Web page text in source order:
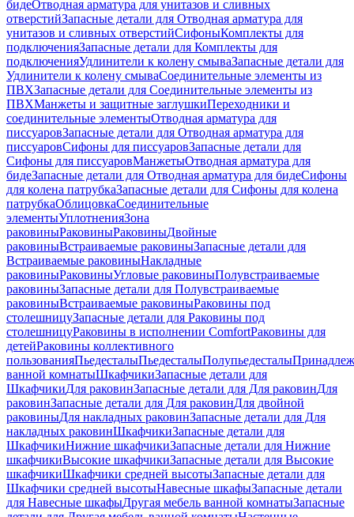
бидеОтводная арматура для унитазов и сливных
отверстийЗапасные детали для Отводная арматура для
унитазов и сливных отверстийСифоныКомплекты для
подключенияЗапасные детали для Комплекты для
подключенияУдлинители к колену смываЗапасные детали для
Удлинители к колену смываСоединительные элементы из
ПВХЗапасные детали для Соединительные элементы из
ПВХМанжеты и защитные заглушкиПереходники и
соединительные элементыОтводная арматура для
писсуаровЗапасные детали для Отводная арматура для
писсуаровCифоны для писсуаровЗапасные детали для
Cифоны для писсуаровМанжетыОтводная арматура для
бидеЗапасные детали для Отводная арматура для бидеСифоны
для колена патрубкаЗапасные детали для Сифоны для колена
патрубкаОблицовкаСоединительные
элементыУплотненияЗона
раковиныРаковиныРаковиныДвойные
раковиныВстраиваемые раковиныЗапасные детали для
Встраиваемые раковиныНакладные
раковиныРаковиныУгловые раковиныПолувстраиваемые
раковиныЗапасные детали для Полувстраиваемые
раковиныВстраиваемые раковиныРаковины под
столешницуЗапасные детали для Раковины под
столешницуРаковины в исполнении ComfortPаковины для
детейРаковины коллективного
пользованияПьедесталыПьедесталыПолупьедесталы
ванной комнатыШкафчикиЗапасные детали для
ШкафчикиДля раковинЗапасные детали для Для раковинДля
раковинЗапасные детали для Для раковинДля двойной
раковиныДля накладных pаковинЗапасные детали для Для
накладных pаковинШкафчикиЗапасные детали для
ШкафчикиНижние шкафчикиЗапасные детали для Нижние
шкафчикиВысокие шкафчикиЗапасные детали для Высокие
шкафчикиШкафчики средней высотыЗапасные детали для
Шкафчики средней высотыНавесные шкафыЗапасные детали
для Навесные шкафыДругая мебель ванной комнатыЗапасные